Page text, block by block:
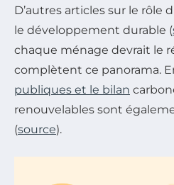
D’autres articles sur le rôle
le développement durable (
chaque ménage devrait le
complètent ce panorama.
publiques et le bilan
renouvelables sont
(source).